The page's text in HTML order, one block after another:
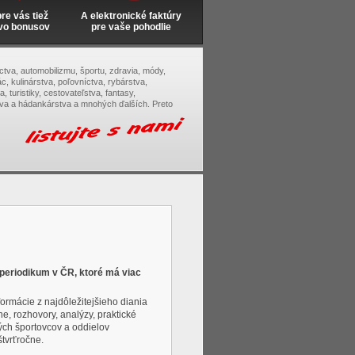
vás tiež
bonusov
A elektronické faktúry
pre vaše pohodlie
automobilizmu, športu, zdravia, módy,
kulinárstva, poľovníctva, rybárstva,
turistiky, cestovateľstva, fantasy,
a hádankárstva a mnohých ďalších. Preto
v ČR, ktoré má viac
z najdôležitejšieho diania
rozhovory, analýzy, praktické
športovcov a oddielov